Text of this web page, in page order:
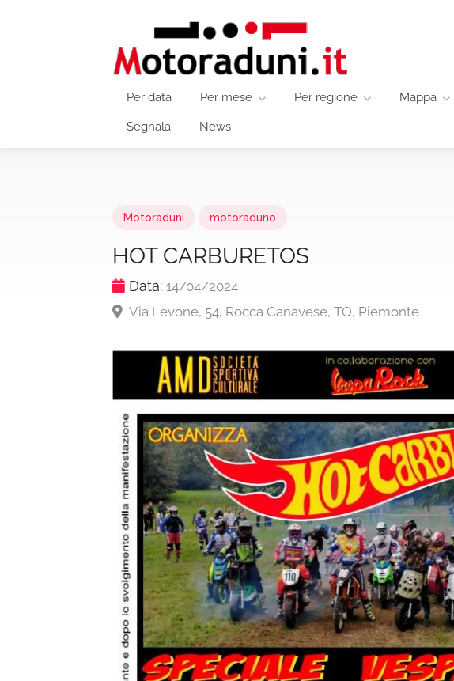
Per data Per mese Per regione Mappa
Segnala News
Motoraduni motoraduno
HOT CARBURETOS
Data: 14/04/2024
Via Levone, 54, Rocca Canavese, TO, Piemonte